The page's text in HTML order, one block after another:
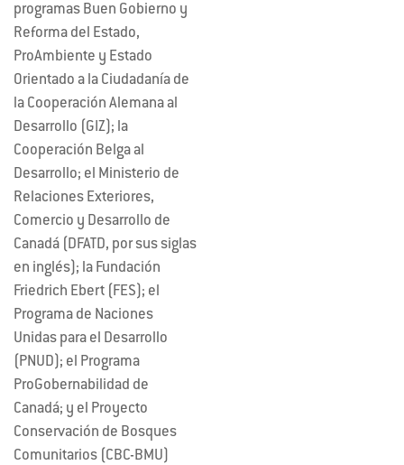
programas Buen Gobierno y
Reforma del Estado,
ProAmbiente y Estado
Orientado a la Ciudadanía de
la Cooperación Alemana al
Desarrollo (GIZ); la
Cooperación Belga al
Desarrollo; el Ministerio de
Relaciones Exteriores,
Comercio y Desarrollo de
Canadá (DFATD, por sus siglas
en inglés); la Fundación
Friedrich Ebert (FES); el
Programa de Naciones
Unidas para el Desarrollo
(PNUD); el Programa
ProGobernabilidad de
Canadá; y el Proyecto
Conservación de Bosques
Comunitarios (CBC-BMU)